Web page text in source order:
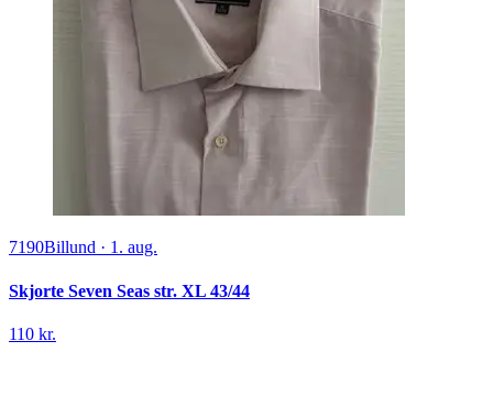
7190Billund · 1. aug.
Skjorte Seven Seas str. XL 43/44
110 kr.